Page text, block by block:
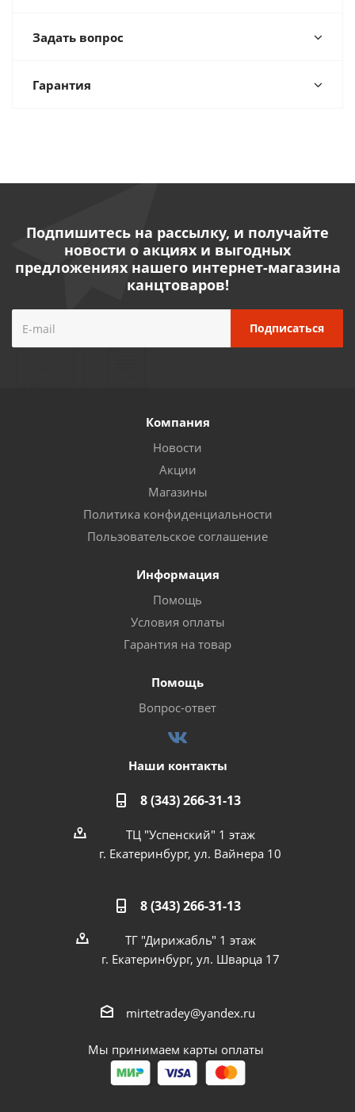
Задать вопрос
Гарантия
Подпишитесь на рассылку, и получайте
новости о акциях и выгодных
предложениях нашего интернет-магазина
канцтоваров!
Компания
Новости
Акции
Магазины
Политика конфиденциальности
Пользовательское соглашение
Информация
Помощь
Условия оплаты
Гарантия на товар
Помощь
Вопрос-ответ
Наши контакты
8 (343) 266-31-13
ТЦ "Успенский" 1 этаж
г. Екатеринбург, ул. Вайнера 10
8 (343) 266-31-13
ТГ "Дирижабль" 1 этаж
г. Екатеринбург, ул. Шварца 17
mirtetradey@yandex.ru
Мы принимаем карты оплаты